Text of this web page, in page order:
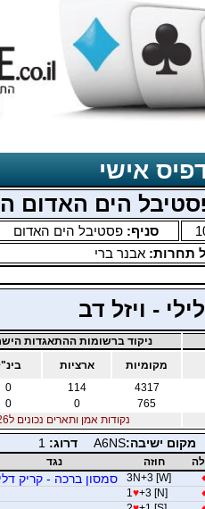
אישי
הים האדום ה-
סניף: פסטיבל הים האדום
תחרות:אבנר ברי
לילי - ויזל דב
ניקוד ברשומות ההתאגדות
מקומיות ארציות
4317
114
0
765
0
0
נקודות אמן ותארים נכונים ל06/08/2026
מקום ישיבה:A6NS דרוג: 1
חוזה
נגד
3N+3 [W] סמסון ברכה - קריק
1 ♥+3 [N]